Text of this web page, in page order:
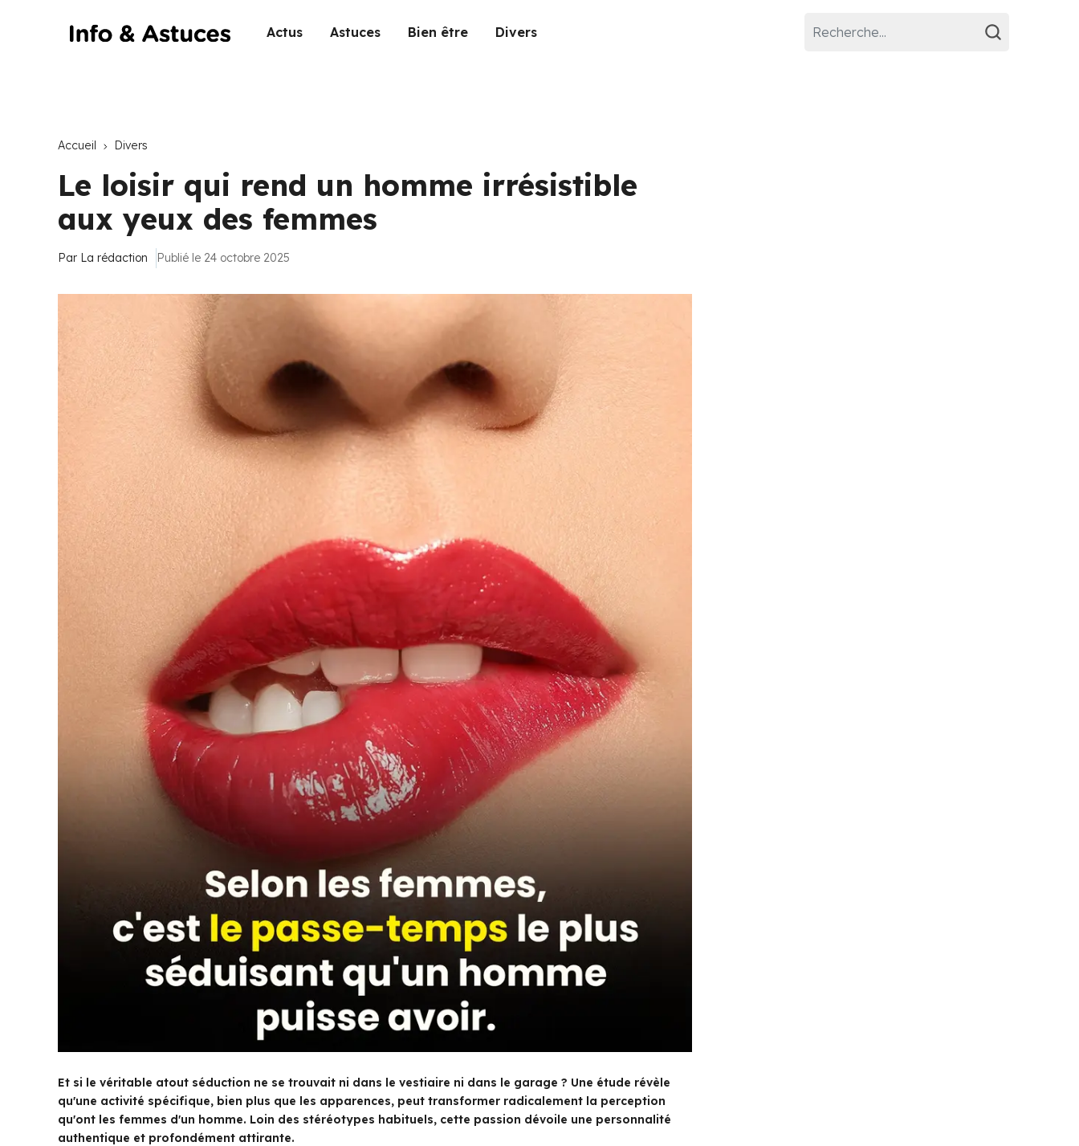
Actus Astuces Bien être Divers
Accueil Divers
Le loisir qui rend un homme irrésistible
aux yeux des femmes
Par La rédaction Publié le 24 octobre 2025
Et si le véritable atout séduction ne se trouvait ni dans le vestiaire ni dans le garage ? Une étude révèle
qu'une activité spécifique, bien plus que les apparences, peut transformer radicalement la perception
qu'ont les femmes d'un homme. Loin des stéréotypes habituels, cette passion dévoile une personnalité
authentique et profondément attirante.